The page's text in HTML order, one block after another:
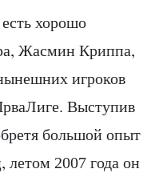
хорошо
Жасмин Криппа,
игроков
Выступив
большой опыт
летом 2007 года он